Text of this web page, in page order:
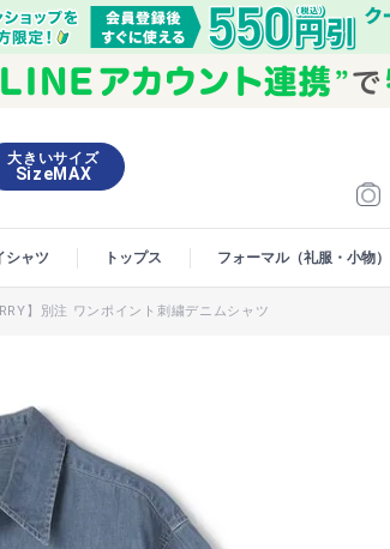
大きいサイズ
SizeMAX
シャツ トップス フォーマル（礼服・小物）
】別注 ワンポイント刺繍デニムシャツ